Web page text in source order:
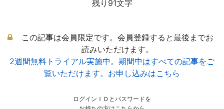
残り91文字
この記事は会員限定です。会員登録すると最後までお
読みいただけます。
2週間無料トライアル実施中。期間中はすべての記事をご
覧いただけます。お申し込みはこちら
ログインＩＤとパスワードを